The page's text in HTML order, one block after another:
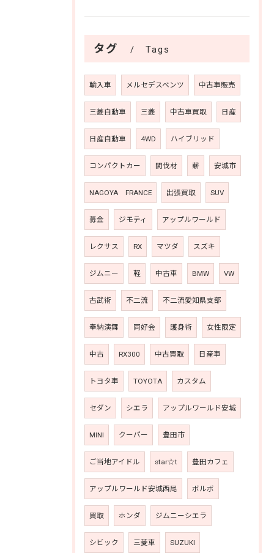
タグ Tags
輸入車 メルセデスベンツ 中古車販売
三菱自動車 三菱 中古車買取 日産
日産自動車 4WD ハイブリッド
コンパクトカー 間伐材 薪 安城市
NAGOYA FRANCE 出張買取 SUV
募金 ジモティ アップルワールド
レクサス RX マツダ スズキ
ジムニー 軽 中古車 BMW VW
古武術 不二流 不二流愛知県支部
奉納演舞 同好会 護身術 女性限定
中古 RX300 中古買取 日産車
トヨタ車 TOYOTA カスタム
セダン シエラ アップルワールド安城
MINI クーパー 豊田市
ご当地アイドル star☆t 豊田カフェ
アップルワールド安城西尾 ボルボ
買取 ホンダ ジムニーシエラ
シビック 三菱車 SUZUKI